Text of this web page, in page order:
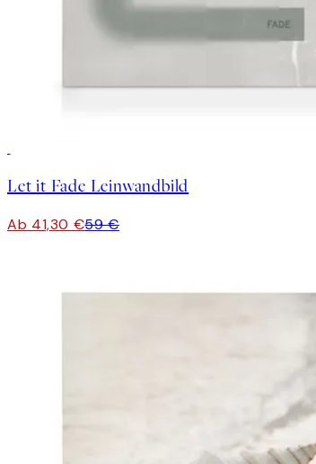
Let it Fade Leinwandbild
Ab 41,30 €59 €